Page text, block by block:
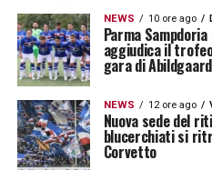
NEWS 10 ore ago
Parma
aggiudica il
gara di
NEWS 12 ore ago
Nuova sede del
blucerchiati si
Corvetto